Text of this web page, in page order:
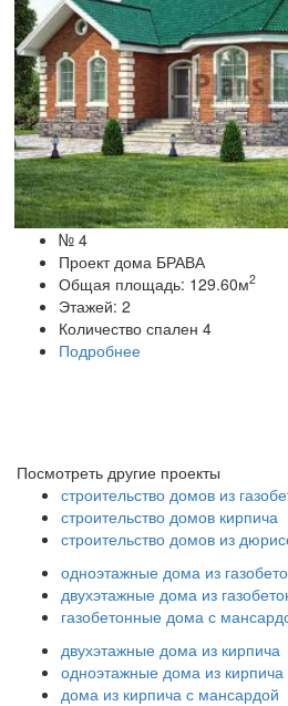
№ 4
Проект дома БРАВА
Общая площадь: 129.60м2
Этажей: 2
Количество спален 4
Подробнее
Посмотреть другие проекты
строительство домов из
строительство домов кирпича
строительство домов из
одноэтажные дома из
двухэтажные дома из
газобетонные дома с
двухэтажные дома из кирпича
одноэтажные дома из кирпича
дома из кирпича с мансардой